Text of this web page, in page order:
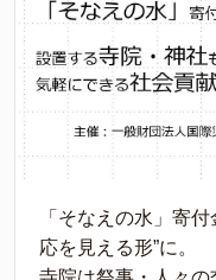
「そなえの水」寄
応を見える形”に。